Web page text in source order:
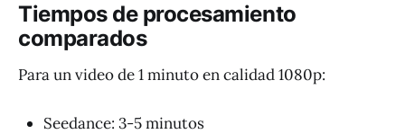
Tiempos de procesamiento
comparados
Para un video de 1 minuto en calidad 1080p:
Seedance: 3-5 minutos